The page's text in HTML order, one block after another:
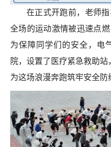
在正式开跑前，老师
全场的运动激情被迅速点
为保障同学们的安全， 电
院， 设置了医疗紧急救助站
为这场浪漫奔跑筑牢安全防